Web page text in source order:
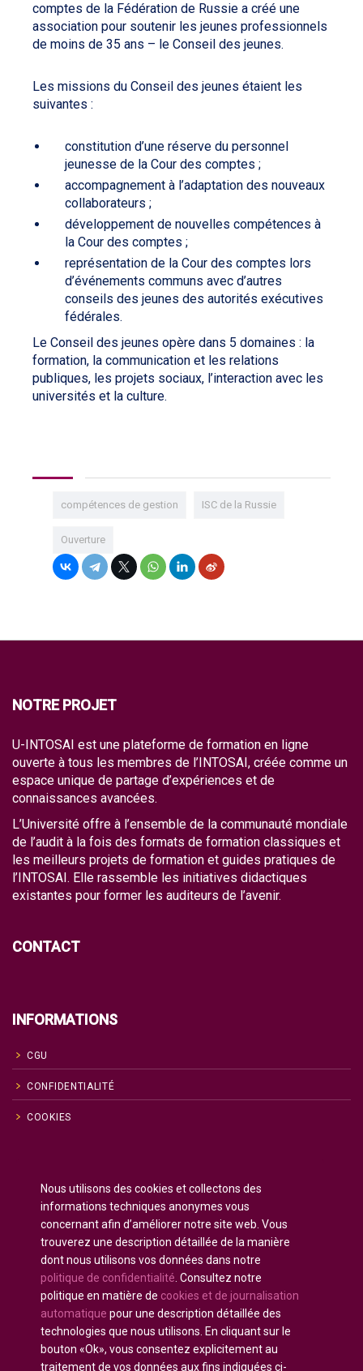
comptes de la Fédération de Russie a créé une
association pour soutenir les jeunes professionnels
de moins de 35 ans – le Conseil des jeunes.
Les missions du Conseil des jeunes étaient les
suivantes :
constitution d’une réserve du personnel
jeunesse de la Cour des comptes ;
accompagnement à l’adaptation des nouveaux
collaborateurs ;
développement de nouvelles compétences à
la Cour des comptes ;
représentation de la Cour des comptes lors
d’événements communs avec d’autres
conseils des jeunes des autorités exécutives
fédérales.
Le Conseil des jeunes opère dans 5 domaines : la
formation, la communication et les relations
publiques, les projets sociaux, l’interaction avec les
universités et la culture.
compétences de gestion ISC de la Russie
Ouverture
NOTRE PROJET
U-INTOSAI est une plateforme de formation en ligne
ouverte à tous les membres de l’INTOSAI, créée comme un
espace unique de partage d’expériences et de
connaissances avancées.
L’Université offre à l’ensemble de la communauté mondiale
de l’audit à la fois des formats de formation classiques et
les meilleurs projets de formation et guides pratiques de
l’INTOSAI. Elle rassemble les initiatives didactiques
existantes pour former les auditeurs de l’avenir.
CONTACT
INFORMATIONS
CGU
CONFIDENTIALITÉ
COOKIES
Русский
(Russe
Español(Espagnol )
Français
العربية(Arabe)
Português(Portugais - du Portugal)
Nous utilisons des cookies et collectons des
informations techniques anonymes vous
concernant afin d’améliorer notre site web. Vous
trouverez une description détaillée de la manière
dont nous utilisons vos données dans notre
politique de confidentialité . Consultez notre
politique en matière de cookies et de journalisation
automatique pour une description détaillée des
technologies que nous utilisons. En cliquant sur le
bouton «Ok», vous consentez explicitement au
traitement de vos données aux fins indiquées ci-